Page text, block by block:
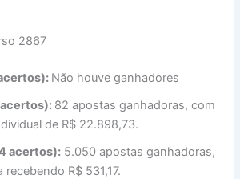
2867
Não houve ganhadores
82 apostas ganhadoras, com
de R$ 22.898,73.
acertos): 5.050 apostas ganhadoras,
recebendo R$ 531,17.